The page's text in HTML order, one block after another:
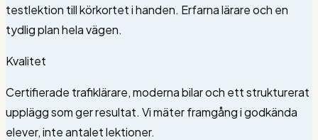
testlektion till körkortet i handen. Erfarna lärare och en
tydlig plan hela vägen.
Kvalitet
Certifierade trafiklärare, moderna bilar och ett strukturerat
upplägg som ger resultat. Vi mäter framgång i godkända
elever, inte antalet lektioner.